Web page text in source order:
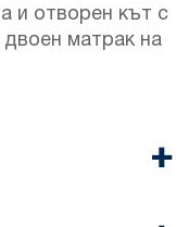
и отворен кът с
матрак на